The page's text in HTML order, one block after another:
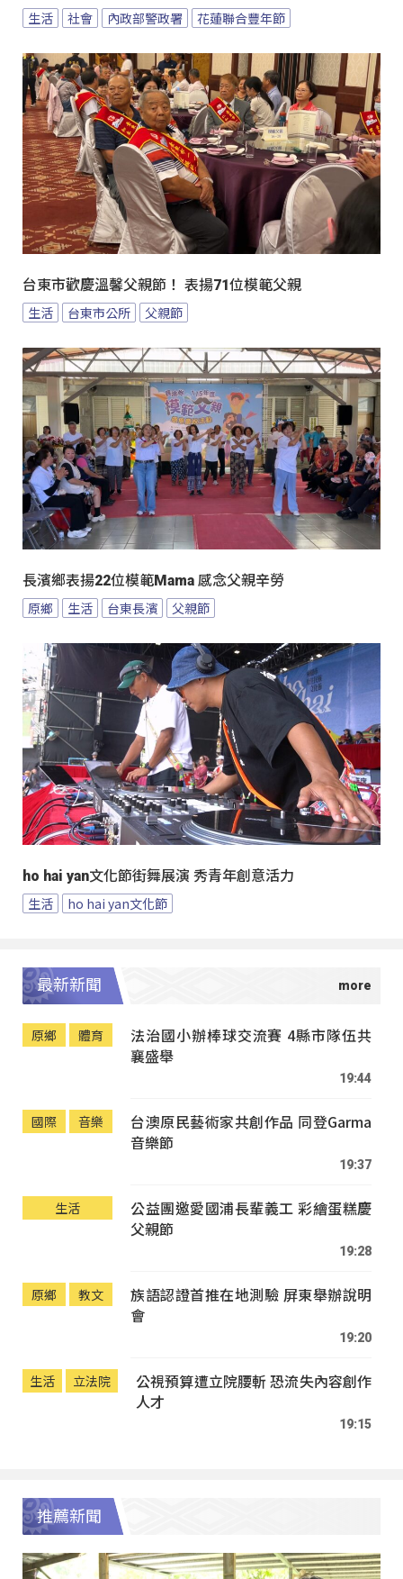
生活 社會 內政部警政署 花蓮聯合豐年節
台東市歡慶溫馨父親節！ 表揚71位模範父親
生活 台東市公所 父親節
長濱鄉表揚22位模範Mama 感念父親辛勞
原鄉 生活 台東長濱 父親節
ho hai yan文化節街舞展演 秀青年創意活力
生活 ho hai yan文化節
最新新聞
原鄉 體育
法治國小辦棒球交流賽 4縣市隊伍共
襄盛舉
19:44
國際 音樂
台澳原民藝術家共創作品 同登Garma
音樂節
19:37
生活
公益團邀愛國浦長輩義工 彩繪蛋糕慶
父親節
19:28
原鄉 教文
族語認證首推在地測驗 屏東舉辦說明
會
19:20
生活 立法院
公視預算遭立院腰斬 恐流失內容創作
人才
19:15
推薦新聞